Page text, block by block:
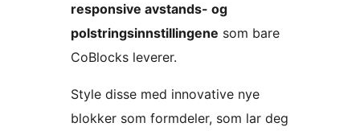
responsive avstands- og
polstringsinnstillingene som bare
CoBlocks leverer.
Style disse med innovative nye
blokker som formdeler, som lar deg